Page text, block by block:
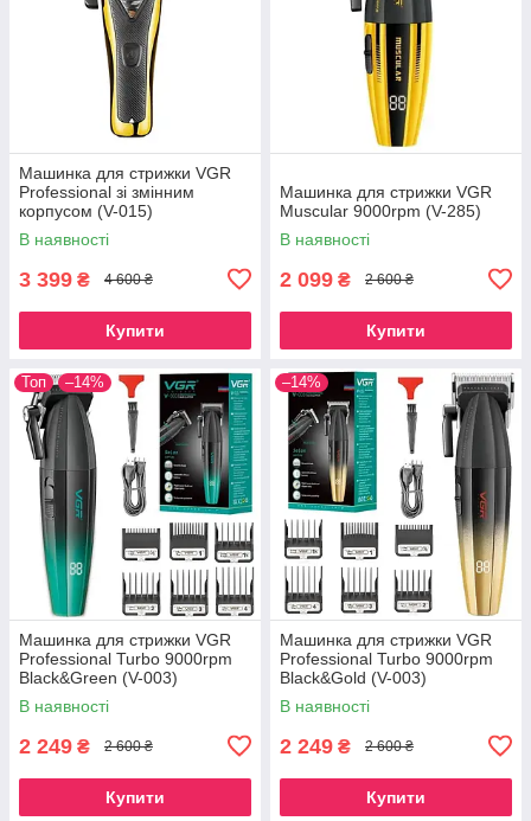
Машинка для стрижки VGR
Professional зі змінним
корпусом (V-015)
В наявності
3 399 ₴ 4 600 ₴
Купити
Машинка для стрижки VGR
Muscular 9000rpm (V-285)
В наявності
2 099 ₴ 2 600 ₴
Купити
Топ –14%
Машинка для стрижки VGR
Professional Turbo 9000rpm
Black&Green (V-003)
В наявності
2 249 ₴ 2 600 ₴
Купити
–14%
Машинка для стрижки VGR
Professional Turbo 9000rpm
Black&Gold (V-003)
В наявності
2 249 ₴ 2 600 ₴
Купити